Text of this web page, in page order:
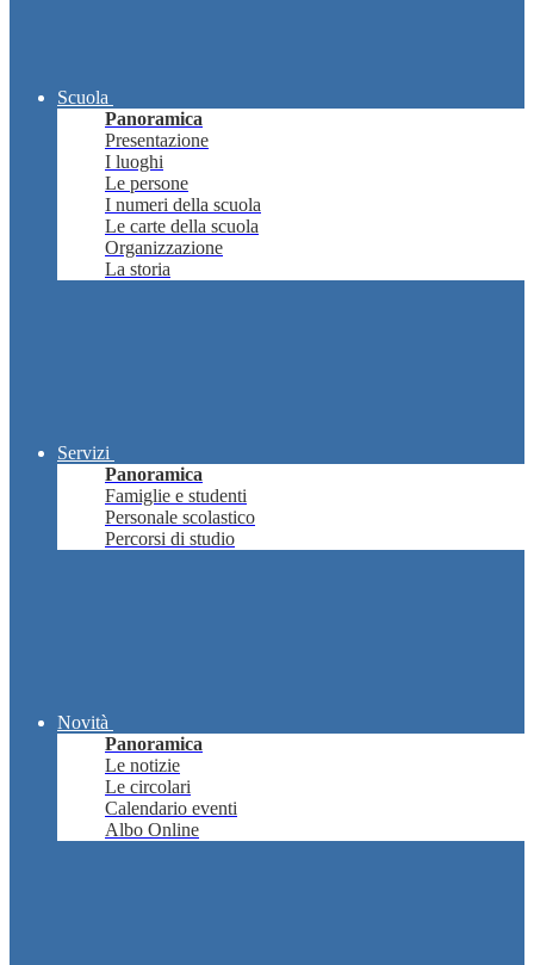
Scuola
Panoramica
Presentazione
I luoghi
Le persone
I numeri della scuola
Le carte della scuola
Organizzazione
La storia
Servizi
Panoramica
Famiglie e studenti
Personale scolastico
Percorsi di studio
Novità
Panoramica
Le notizie
Le circolari
Calendario eventi
Albo Online